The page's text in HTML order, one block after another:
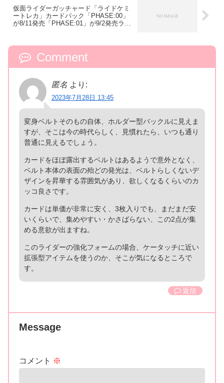
仮面ライダーガッチャード「ライドケミ
ートレカ」カードパック「PHASE:00」
が8/11発売「PHASE:01」が9/2発売ライ
Comment
匿名 より:
2023年7月28日 13:45
変身ベルトそのもの自体、ホルダー型バックルに見えま
すが、そこは今の時代らしく、見慣れたら、いつも通り
普通に見えるでしょう。
カードをほぼ露出するベルトはあるようで意外となく、
ベルト本体の表面の殆どの発光は、ベルトらしくないデ
ザインを昇華する雰囲気があり、欲しくなるくらいのカ
ッコ良さです。
カードは単価が非常に安く、3枚入りでも、まだまだ安
いくらいで、集めやすい・かさばらない、この2点が集
める意欲が出ますね。
このライダーの強化フォームの場合、ケータッチに近い
拡張型アイテムを使うのか、そこが気になるところで
す。
返信
Message
コメント ※